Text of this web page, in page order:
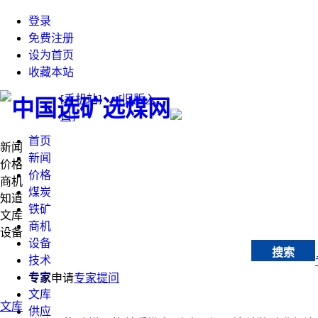
登录
免费注册
设为首页
收藏本站
[手机站]
[旧版入
口]
首页
新闻
价格
煤炭
铁矿
商机
设备
技术
专家
文库
供应
新闻
价格
商机
知道
文库
设备
搜索
专家申请专家提问
文库